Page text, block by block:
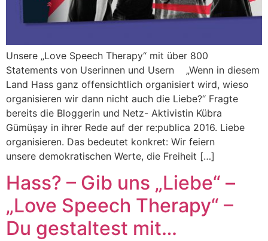
Unsere „Love Speech Therapy“ mit über 800
Statements von Userinnen und Usern „Wenn in diesem
Land Hass ganz offensichtlich organisiert wird, wieso
organisieren wir dann nicht auch die Liebe?“ Fragte
bereits die Bloggerin und Netz- Aktivistin Kübra
Gümüşay in ihrer Rede auf der re:publica 2016. Liebe
organisieren. Das bedeutet konkret: Wir feiern
unsere demokratischen Werte, die Freiheit […]
Hass? – Gib uns „Liebe“ –
„Love Speech Therapy“ –
Du gestaltest mit…